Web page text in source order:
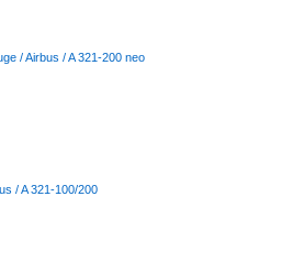
/ Airbus / A 321-200 neo
/ A 321-100/200